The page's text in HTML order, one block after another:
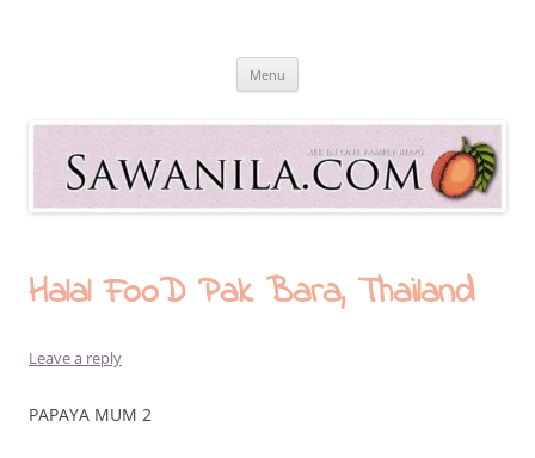
Sawanila.com
All In One Family Blog
Menu
Halal FooD Pak Bara, Thailand
Leave a reply
PAPAYA MUM 2